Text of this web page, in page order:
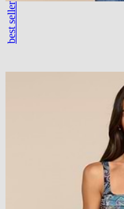
best seller